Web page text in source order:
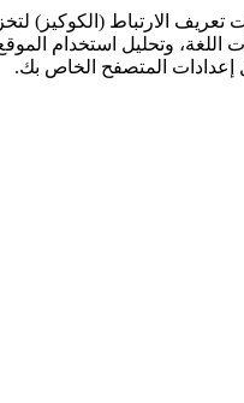
تعريف الارتباط (الكوكيز)
وتحليل استخدام
إعدادات المتصفح الخاص بك.